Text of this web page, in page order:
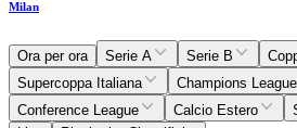
Milan
Ora per ora Serie A Serie B
Supercoppa Italiana
Champions League
Conference League
Calcio Estero